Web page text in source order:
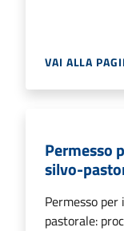
VAI ALLA
Permesso
silvo-
Permesso
pastorale: